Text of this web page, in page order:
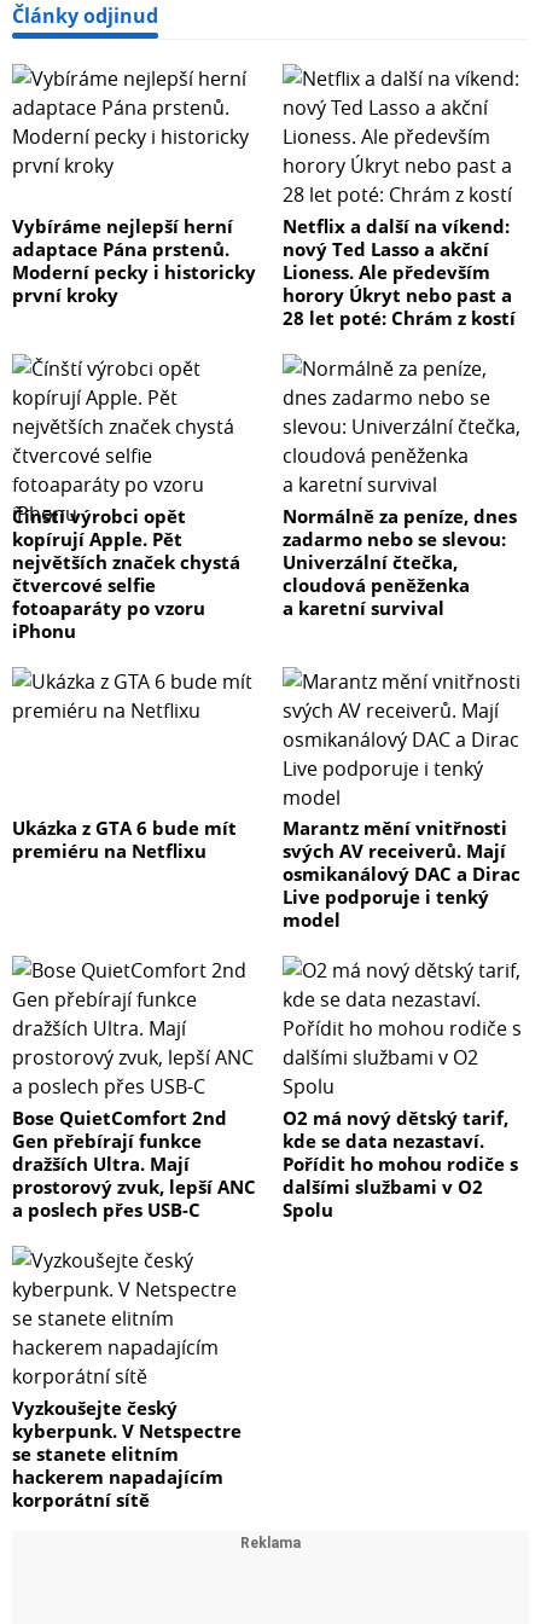
- Color - Black
- Specifications
Output Resolution - 4k
- CPU - Quad-core Cortex-A35
- GPU - Mali-G31 MP2
- Storage - 8GB
- Operating System - Android TV™ 11
- Content - Netflix, Amazon Prime Video and Youtube
pre-installed
- Wireless connectivity
- Bluetooth 5.0
Video decoder - AV1, VP9, H.265, H.264, MPEG-2, MPEG-1
- Video Format - MKV, MPG, MPEG, DAT, AVI, MOV, ISO,
- Audio decoder - DTS HD, Dolby Atmos
- Audio Format - MP3, AAC, RM, FLAC
- Image decoder - JPG, BMP, GIF, PNG
- Ports
HDMI x 1
- Micro USB x 1
Notes
*Google Assistant availability varies by markets. Please
refer to Google Assistant official website for more info.
*Display device must support input via an HDMI port.
*Google, Google Play, Android TV, Chromecast built-in
and other marks are trademarks of Google LLC.
country or region. Please refer to the services available
Články odjinud
Vybíráme nejlepší herní
adaptace Pána prstenů.
Moderní pecky i historicky
první kroky
Netflix a další na víkend:
nový Ted Lasso a akční
Lioness. Ale především
horory Úkryt nebo past a
28 let poté: Chrám z kostí
Čínští výrobci opět
kopírují Apple. Pět
největších značek chystá
čtvercové selfie
fotoaparáty po vzoru
iPhonu
Normálně za peníze, dnes
zadarmo nebo se slevou:
Univerzální čtečka,
cloudová peněženka
a karetní survival
Ukázka z GTA 6 bude mít
premiéru na Netflixu
Marantz mění vnitřnosti
svých AV receiverů. Mají
osmikanálový DAC a Dirac
Live podporuje i tenký
model
Bose QuietComfort 2nd
Gen přebírají funkce
dražších Ultra. Mají
prostorový zvuk, lepší ANC
a poslech přes USB-C
O2 má nový dětský tarif,
kde se data nezastaví.
Pořídit ho mohou rodiče s
dalšími službami v O2
Spolu
Vyzkoušejte český
kyberpunk. V Netspectre
se stanete elitním
hackerem napadajícím
korporátní sítě